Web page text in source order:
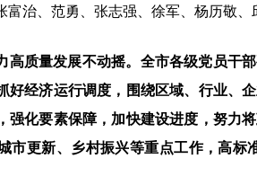
富治、范勇、张志强、徐军、杨历敬、
高质量发展不动摇。全市各级党员干
好经济运行调度，围绕区域、行业、
强化要素保障，加快建设进度，努力
市更新、乡村振兴等重点工作，高